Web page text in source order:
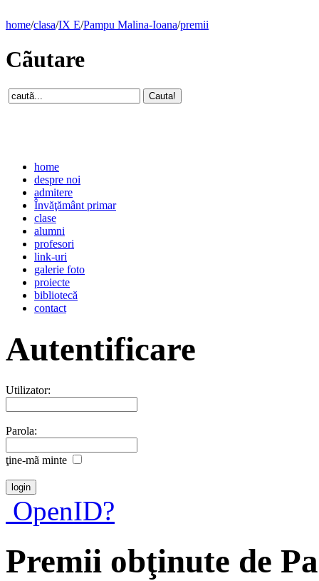
home/clasa/IX E/Pampu Malina-Ioana/premii
Cãutare
home
despre noi
admitere
Învăţământ primar
clase
alumni
profesori
link-uri
galerie foto
proiecte
bibliotecă
contact
Autentificare
Utilizator:
Parola:
ţine-mã minte
OpenID?
Premii obţinute de